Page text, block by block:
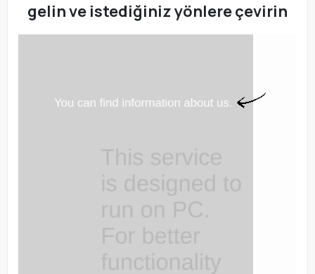
gelin ve istediğiniz yönlere çevirin